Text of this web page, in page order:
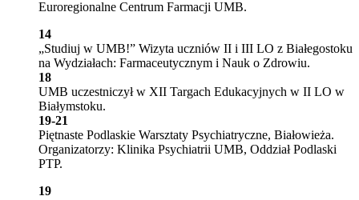
Euroregionalne Centrum Farmacji UMB.
14
„Studiuj w UMB!” Wizyta uczniów II i III LO z Białegostoku
na Wydziałach: Farmaceutycznym i Nauk o Zdrowiu.
18
UMB uczestniczył w XII Targach Edukacyjnych w II LO w
Białymstoku.
19-21
Piętnaste Podlaskie Warsztaty Psychiatryczne, Białowieża.
Organizatorzy: Klinika Psychiatrii UMB, Oddział Podlaski
PTP.
19